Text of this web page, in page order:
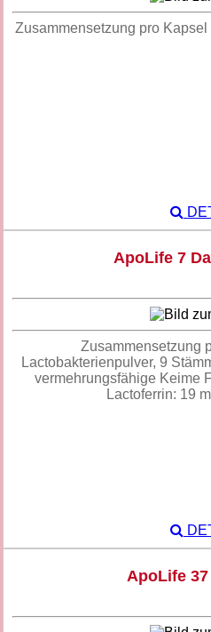
Zusammensetzung pro
ApoLife 7
Zusammensetzung
Lactobakterienpulver, 9
vermehrungsfähige Keime
Lactoferrin: 19
ApoLife